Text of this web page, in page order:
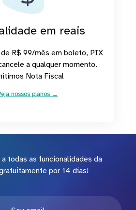
em reais
de R$ 99/mês em boleto, PIX
a qualquer momento.
Nota Fiscal
nossos planos →
a todas as funcionalidades da
por 14 dias!